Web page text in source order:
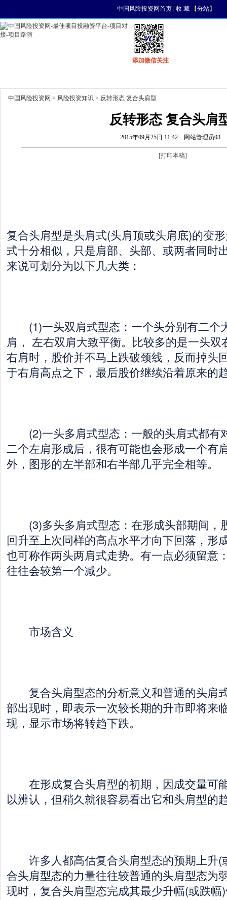
中国风险投资网首页| 收 藏【分站】
添加微信关注
中国风险投资网 > 风险投资知识 > 反转形态 复合头肩型
反转形态 复合头肩
2015年09月25日 11:42 网站管理员03
[打印本稿]
复合头肩型是头肩式(头肩顶或头肩底)的变
式十分相似，只是肩部、头部、或两者同时
来说可划分为以下几大类：
(1)一头双肩式型态：一个头分别有二个
肩， 左右双肩大致平衡。比较多的是一头
右肩时，股价并不马上跌破颈线，反而掉头
于右肩高点之下，最后股价继续沿着原来的
(2)一头多肩式型态：一般的头肩式都有
二个左肩形成后，很有可能也会形成一个有
外，图形的左半部和右半部几乎完全相等。
(3)多头多肩式型态：在形成头部期间，
回升至上次同样的高点水平才向下回落，形
也可称作两头两肩式走势。有一点必须留意
往往会较第一个减少。
市场含义
复合头肩型态的分析意义和普通的头肩
部出现时，即表示一次较长期的升市即将来
现，显示市场将转趋下跌。
在形成复合头肩型的初期，因成交量可
以辨认，但稍久就很容易看出它和头肩型的
许多人都高估复合头肩型态的预期上升(
合头肩型态的力量往往较普通的头肩型态为
现时，复合头肩型态完成其最少升幅(或跌